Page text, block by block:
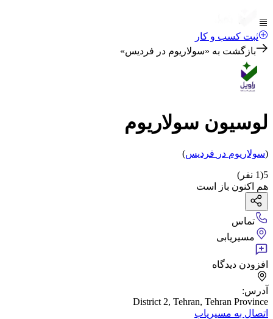
ثبت کسب و کار
بازگشت به «سولاریوم در فردیس»
لوسیون سولاریوم
(سولاریوم در فردیس)
5
(
1 نفر)
هم اکنون باز است
تماس
مسیریابی
افزودن دیدگاه
آدرس:
District 2, Tehran, Tehran Province
اتصال به مسیریاب